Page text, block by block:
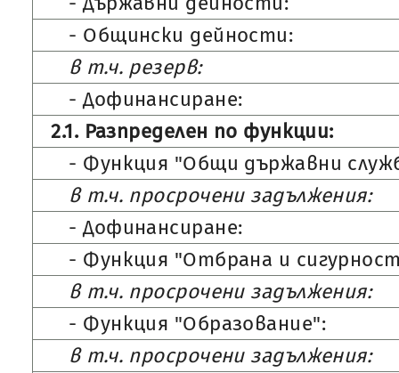
- Общински дейности:
в т.ч. резерв:
- Дофинансиране:
2.1. Разпределен по функции:
- Функция "Общи държавни
в т.ч. просрочени задължения:
- Дофинансиране:
- Функция "Отбрана и
в т.ч. просрочени задължения:
- Функция "Образование":
в т.ч. просрочени задължения: